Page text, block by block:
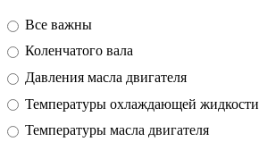
Все важны
Коленчатого вала
Давления масла двигателя
Температуры охлаждающей жидкости
Температуры масла двигателя